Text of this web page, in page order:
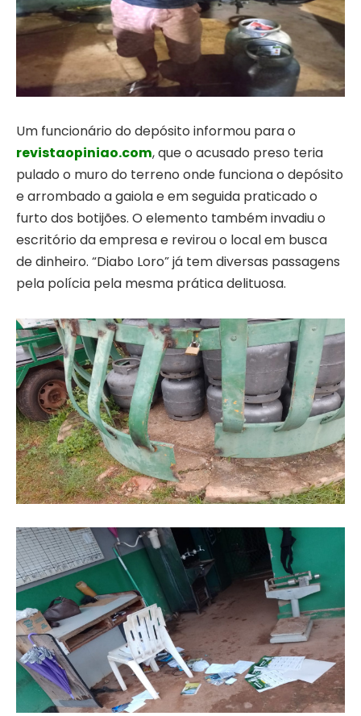
Um funcionário do depósito informou para o
revistaopiniao.com, que o acusado preso teria
pulado o muro do terreno onde funciona o depósito
e arrombado a gaiola e em seguida praticado o
furto dos botijões. O elemento também invadiu o
escritório da empresa e revirou o local em busca
de dinheiro. “Diabo Loro” já tem diversas passagens
pela polícia pela mesma prática delituosa.